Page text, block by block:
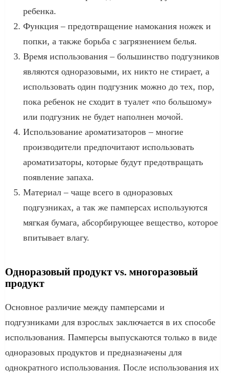
ребенка.
Функция – предотвращение намокания ножек и
попки, а также борьба с загрязнением белья.
Время использования – большинство подгузников
являются одноразовыми, их никто не стирает, а
использовать один подгузник можно до тех, пор,
пока ребенок не сходит в туалет «по большому»
или подгузник не будет наполнен мочой.
Использование ароматизаторов – многие
производители предпочитают использовать
ароматизаторы, которые будут предотвращать
появление запаха.
Материал – чаще всего в одноразовых
подгузниках, а так же памперсах используются
мягкая бумага, абсорбирующее вещество, которое
впитывает влагу.
Одноразовый продукт vs. многоразовый
продукт
Основное различие между памперсами и
подгузниками для взрослых заключается в их способе
использования. Памперсы выпускаются только в виде
одноразовых продуктов и предназначены для
однократного использования. После использования их